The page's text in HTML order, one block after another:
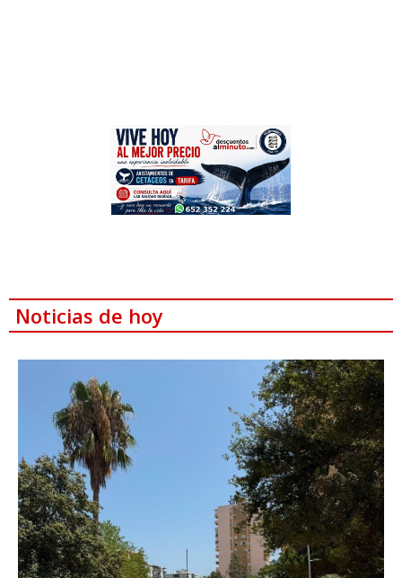
Noticias de hoy